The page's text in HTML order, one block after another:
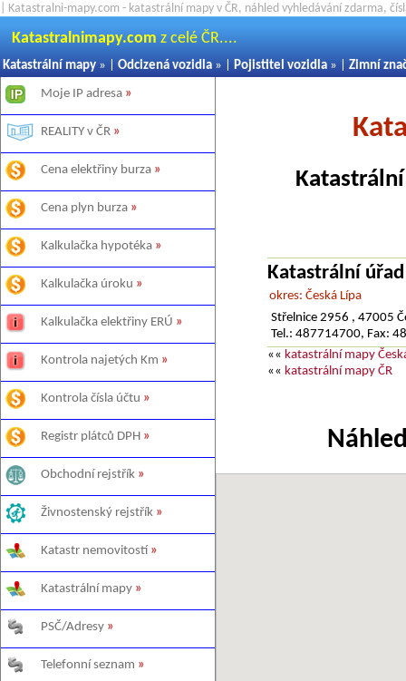
| Katastralni-mapy.com - katastrální mapy v ČR, náhled vyhledávání zdarma,
Katastralnimapy.com z celé ČR....
Katastrální mapy » | Odcizená vozidla » | Pojistitel vozidla » | Zimní
Moje IP adresa »
REALITY v ČR »
Cena elektřiny burza »
Cena plyn burza »
Kalkulačka hypotéka »
Kalkulačka úroku »
Kalkulačka elektřiny ERÚ »
Kontrola najetých Km »
Kontrola čísla účtu »
Registr plátců DPH »
Obchodní rejstřík »
Živnostenský rejstřík »
Katastr nemovitostí »
Katastrální mapy »
PSČ/Adresy »
Telefonní seznam »
Katastrální úřad
okres: Česká Lípa
Střelnice 2956 , 47005
Tel.: 487714700, Fax:
«« katastrální mapy
«« katastrální mapy ČR